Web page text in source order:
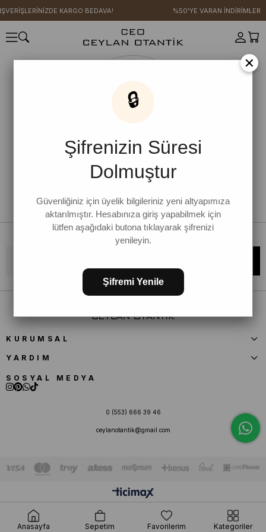
KARGO BEDAVA! %50'YE VARAN İNDİRİMLER
Bültene kaydolun, kampanya ve yenilikleri kaçırmayın!
KURUMSAL
YARDIM
SOSYAL MEDYA
0 (553) 666 39 46
ceylanotantik@gmail.com
×
🔒
Şifrenizin Süresi
Dolmuştur
Güvenliğiniz için üyelik bilgileriniz yeni altyapımıza
aktarılmıştır. Hesabınıza giriş yapabilmek için
lütfen aşağıdaki butona tıklayarak şifrenizi
yenileyin.
Şifremi Yenile
Anasayfa Sepetim Favorilerim Kategoriler